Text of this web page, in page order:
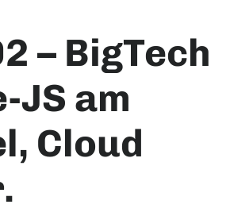
– BigTech
JS am
Cloud